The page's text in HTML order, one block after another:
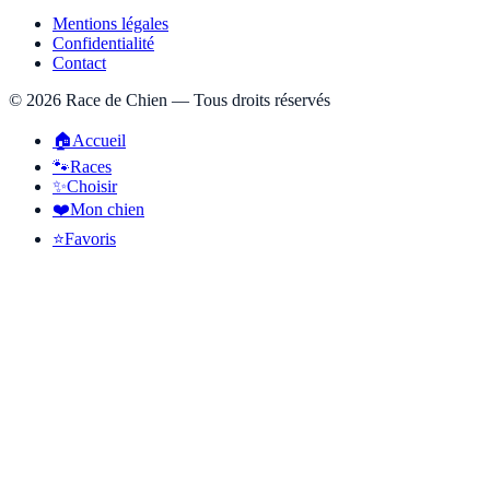
Mentions légales
Confidentialité
Contact
© 2026 Race de Chien — Tous droits réservés
🏠Accueil
🐾Races
✨Choisir
❤️Mon chien
⭐Favoris